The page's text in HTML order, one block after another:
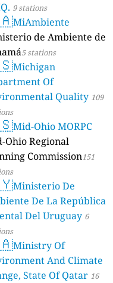
9 stations
MiAmbiente
de Ambiente de
5 stations
Michigan
Of
Quality 109
Mid-Ohio MORPC
Ohio Regional
Commission151
Ministerio De
De La República
Del Uruguay 6
Ministry Of
And Climate
State Of Qatar 16